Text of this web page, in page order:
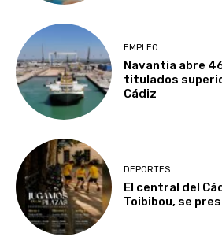
EMPLEO
Navantia abre
titulados
Cádiz
DEPORTES
El central del
Toibibou, se